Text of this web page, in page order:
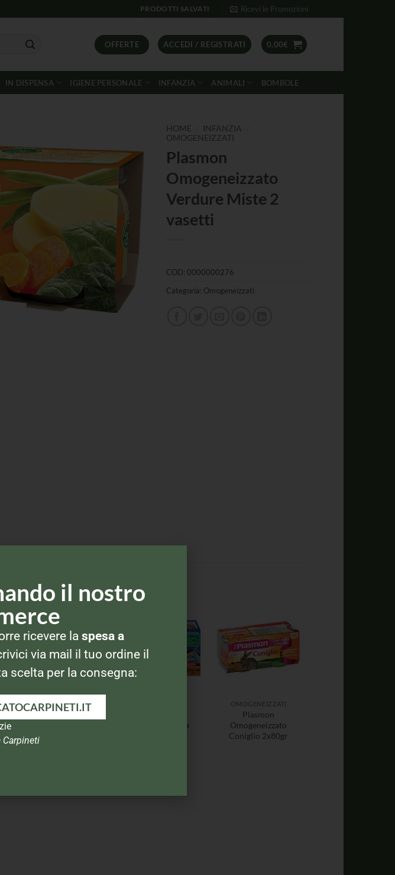
PRODOTTI SALVATI Ricevi le Promozioni
OFFERTE ACCEDI / REGISTRATI 0,00€
IN DISPENSA IGIENE PERSONALE INFANZIA ANIMALI BOMBOLE
HOME INFANZIA
OMOGENEIZZATI
Plasmon
Omogeneizzato
Verdure Miste 2
vasetti
COD: 0000000276
Categoria: Omogeneizzati
OMOGENEIZZATI
Nipiol
Prosciutto 2x80gr
Omogeneizzato alla
OMOGENEIZZATI
Plasmon
Omogeneizzato
Coniglio 2x80gr
il nostro
ricevere la spesa a
via mail il tuo ordine il
scelta per la consegna:
Carpineti